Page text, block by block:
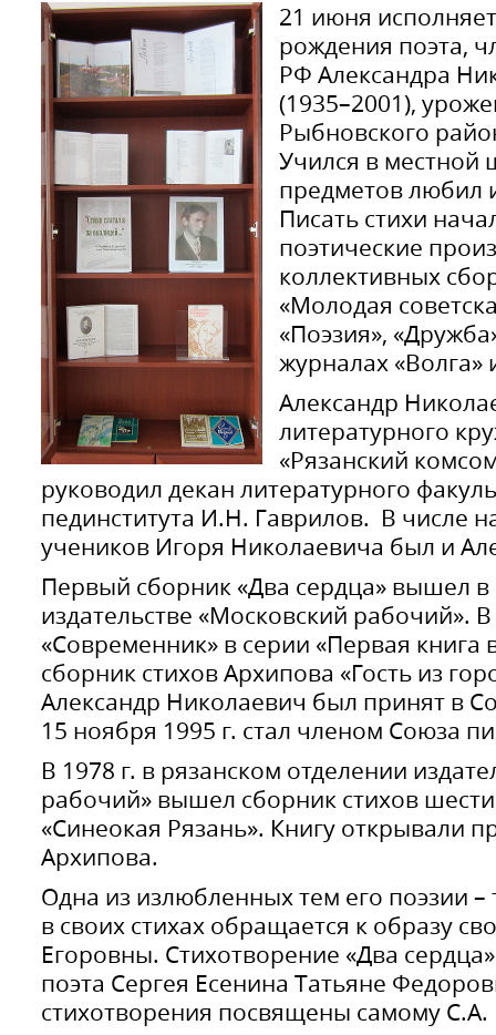
21 июня
рождения поэта,
РФ Александра
(1935–2001),
Рыбновского
Учился в местной
предметов любил
Писать стихи
поэтические
коллективных
«Молодая
«Поэзия»,
журналах «Волга»
Александр
литературного
«Рязанский
руководил декан литературного
пединститута И.Н. Гаврилов. В числе
учеников Игоря Николаевича был и
Первый сборник «Два сердца» вышел в
издательстве «Московский рабочий». В
«Современник» в серии «Первая книга
сборник стихов Архипова «Гость из
Александр Николаевич был принят в
15 ноября 1995 г. стал членом Союза
В 1978 г. в рязанском отделении
рабочий» вышел сборник стихов
«Синеокая Рязань». Книгу открывали
Архипова.
Одна из излюбленных тем его поэзии –
в своих стихах обращается к образу
Егоровны. Стихотворение «Два
поэта Сергея Есенина Татьяне
стихотворения посвящены самому С.А.